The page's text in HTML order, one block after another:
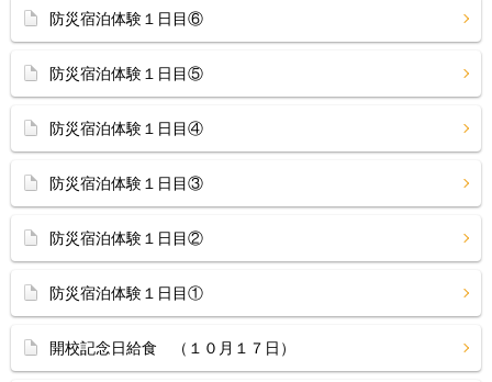
防災宿泊体験１日目⑥
防災宿泊体験１日目⑤
防災宿泊体験１日目④
防災宿泊体験１日目③
防災宿泊体験１日目②
防災宿泊体験１日目①
開校記念日給食 （１０月１７日）